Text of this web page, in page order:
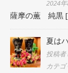
2024
薩摩の薫 純黒
夏は
投稿者
カテ